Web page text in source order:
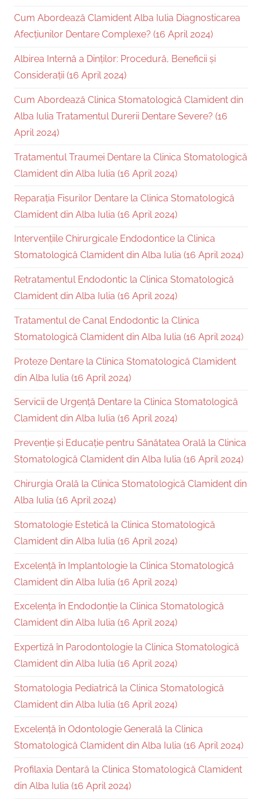
Cum Abordează Clamident Alba Iulia Diagnosticarea
Afecțiunilor Dentare Complexe? (16 April 2024)
Albirea Internă a Dinților: Procedură, Beneficii și
Considerații (16 April 2024)
Cum Abordează Clinica Stomatologică Clamident din
Alba Iulia Tratamentul Durerii Dentare Severe? (16
April 2024)
Tratamentul Traumei Dentare la Clinica Stomatologică
Clamident din Alba Iulia (16 April 2024)
Reparația Fisurilor Dentare la Clinica Stomatologică
Clamident din Alba Iulia (16 April 2024)
Intervențiile Chirurgicale Endodontice la Clinica
Stomatologică Clamident din Alba Iulia (16 April 2024)
Retratamentul Endodontic la Clinica Stomatologică
Clamident din Alba Iulia (16 April 2024)
Tratamentul de Canal Endodontic la Clinica
Stomatologică Clamident din Alba Iulia (16 April 2024)
Proteze Dentare la Clinica Stomatologică Clamident
din Alba Iulia (16 April 2024)
Servicii de Urgență Dentare la Clinica Stomatologică
Clamident din Alba Iulia (16 April 2024)
Prevenție și Educație pentru Sănătatea Orală la Clinica
Stomatologică Clamident din Alba Iulia (16 April 2024)
Chirurgia Orală la Clinica Stomatologică Clamident din
Alba Iulia (16 April 2024)
Stomatologie Estetică la Clinica Stomatologică
Clamident din Alba Iulia (16 April 2024)
Excelență în Implantologie la Clinica Stomatologică
Clamident din Alba Iulia (16 April 2024)
Excelența în Endodonție la Clinica Stomatologică
Clamident din Alba Iulia (16 April 2024)
Expertiză în Parodontologie la Clinica Stomatologică
Clamident din Alba Iulia (16 April 2024)
Stomatologia Pediatrică la Clinica Stomatologică
Clamident din Alba Iulia (16 April 2024)
Excelență în Odontologie Generală la Clinica
Stomatologică Clamident din Alba Iulia (16 April 2024)
Profilaxia Dentară la Clinica Stomatologică Clamident
din Alba Iulia (16 April 2024)